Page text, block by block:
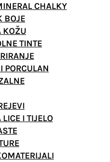
CHALKY
BOJE
KOŽU
TINTE
PORCULAN
I TIJELO